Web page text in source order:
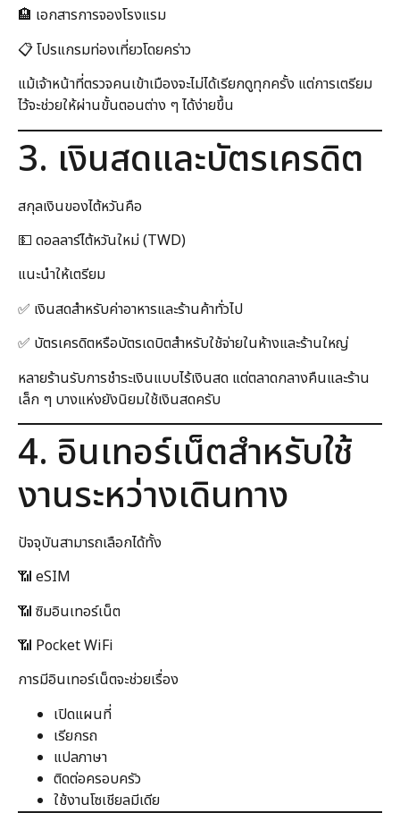
🏨 เอกสารการจองโรงแรม
📋 โปรแกรมท่องเที่ยวโดยคร่าว
แม้เจ้าหน้าที่ตรวจคนเข้าเมืองจะไม่ได้เรียกดูทุกครั้ง แต่การเตรียม
ไว้จะช่วยให้ผ่านขั้นตอนต่าง ๆ ได้ง่ายขึ้น
3. เงินสดและบัตรเครดิต
สกุลเงินของไต้หวันคือ
💵 ดอลลาร์ไต้หวันใหม่ (TWD)
แนะนำให้เตรียม
✅ เงินสดสำหรับค่าอาหารและร้านค้าทั่วไป
✅ บัตรเครดิตหรือบัตรเดบิตสำหรับใช้จ่ายในห้างและร้านใหญ่
หลายร้านรับการชำระเงินแบบไร้เงินสด แต่ตลาดกลางคืนและร้าน
เล็ก ๆ บางแห่งยังนิยมใช้เงินสดครับ
4. อินเทอร์เน็ตสำหรับใช้
งานระหว่างเดินทาง
ปัจจุบันสามารถเลือกได้ทั้ง
📶 eSIM
📶 ซิมอินเทอร์เน็ต
📶 Pocket WiFi
การมีอินเทอร์เน็ตจะช่วยเรื่อง
เปิดแผนที่
เรียกรถ
แปลภาษา
ติดต่อครอบครัว
ใช้งานโซเชียลมีเดีย